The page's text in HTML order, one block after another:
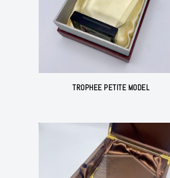
TROPHEE PETITE MODEL